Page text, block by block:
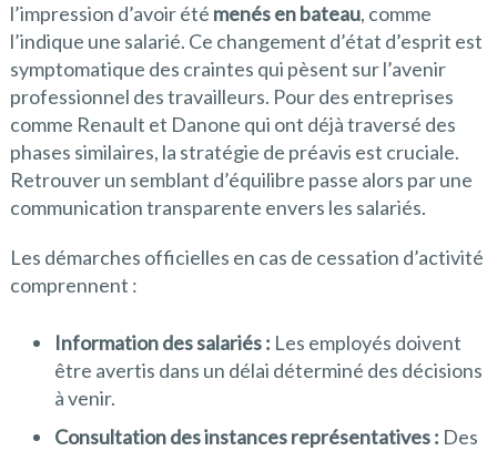
l’impression d’avoir été menés en bateau, comme
l’indique une salarié. Ce changement d’état d’esprit est
symptomatique des craintes qui pèsent sur l’avenir
professionnel des travailleurs. Pour des entreprises
comme Renault et Danone qui ont déjà traversé des
phases similaires, la stratégie de préavis est cruciale.
Retrouver un semblant d’équilibre passe alors par une
communication transparente envers les salariés.
Les démarches officielles en cas de cessation d’activité
comprennent :
Information des salariés : Les employés doivent
être avertis dans un délai déterminé des décisions
à venir.
Consultation des instances représentatives : Des